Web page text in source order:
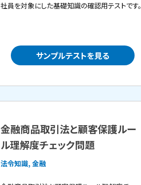
社員を対象にした基礎知識の確認用テストです。
サンプルテストを見る
金融商品取引法と顧客保護ルー
ル理解度チェック問題
法令知識, 金融